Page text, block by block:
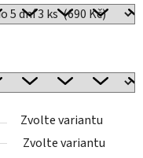
Zvolte variantu
Zvolte variantu